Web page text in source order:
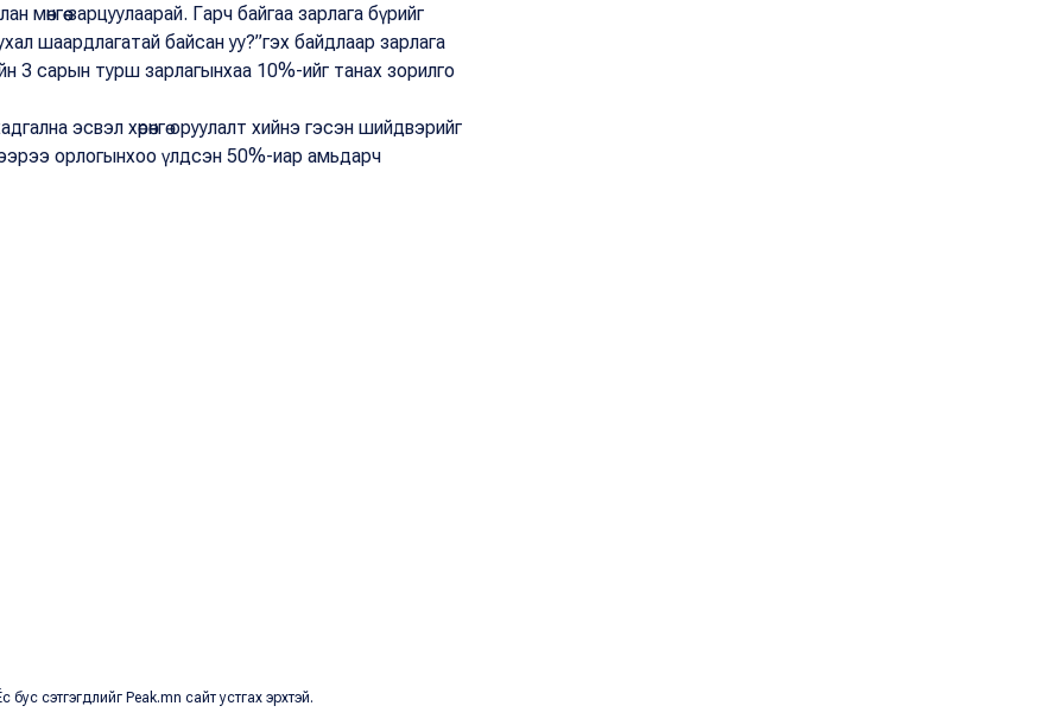
мөнгөө зарцуулаарай. Гарч байгаа зарлага бүрийг
шаардлагатай байсан уу?”гэх байдлаар зарлага
3 сарын турш зарлагынхаа 10%-ийг танах зорилго
эсвэл хөрөнгө оруулалт хийнэ гэсэн шийдвэрийг
орлогынхоо үлдсэн 50%-иар амьдарч
бус сэтгэгдлийг Peak.mn сайт устгах эрхтэй.